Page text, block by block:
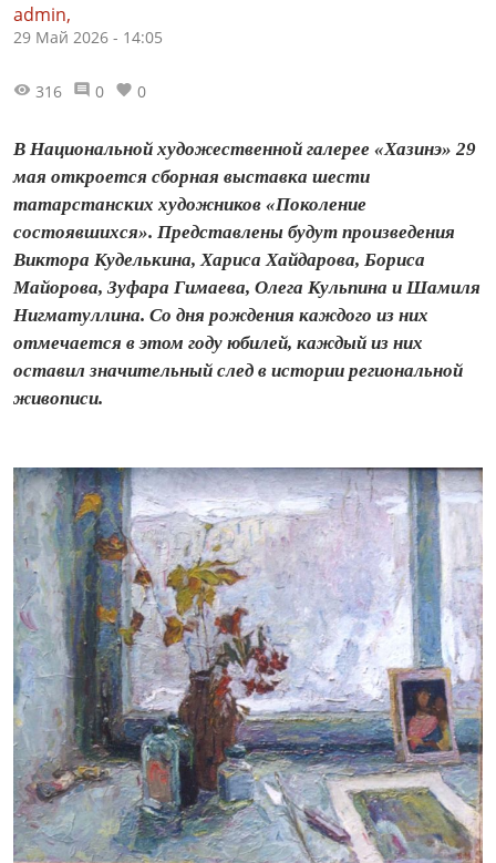
admin,
29 Май 2026 - 14:05
316 0 0
В Национальной художественной галерее «Хазинэ» 29
мая откроется сборная выставка шести
татарстанских художников «Поколение
состоявшихся». Представлены будут произведения
Виктора Куделькина, Хариса Хайдарова, Бориса
Майорова, Зуфара Гимаева, Олега Кульпина и Шамиля
Нигматуллина. Со дня рождения каждого из них
отмечается в этом году юбилей, каждый из них
оставил значительный след в истории региональной
живописи.